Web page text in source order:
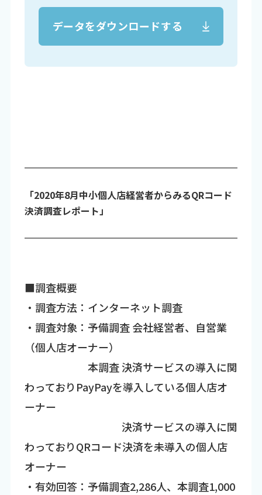
データをダウンロードする
「2020年8月中小個人店経営者からみるQRコード
決済調査レポート」
■調査概要
・調査方法：インターネット調査
・調査対象：予備調査 会社経営者、自営業
（個人店オーナー）
本調査 決済サービスの導入に関
わっておりPayPayを導入している個人店オ
ーナー
決済サービスの導入に関
わっておりQRコード決済を未導入の個人店
オーナー
・有効回答：予備調査2,286人、本調査1,000